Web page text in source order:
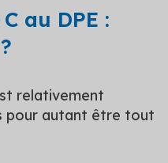
au DPE :
relativement
pour autant être tout